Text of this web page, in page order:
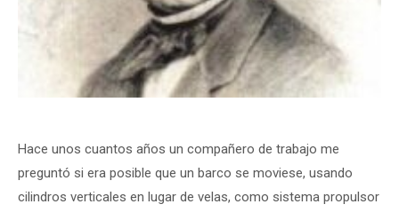
Hace unos cuantos años un compañero de trabajo me
preguntó si era posible que un barco se moviese, usando
cilindros verticales en lugar de velas, como sistema propulsor